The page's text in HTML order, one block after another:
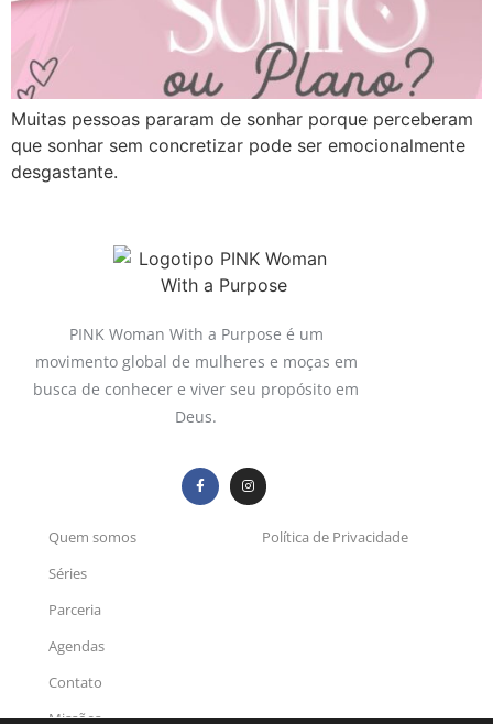
Muitas pessoas pararam de sonhar porque perceberam
que sonhar sem concretizar pode ser emocionalmente
desgastante.
PINK Woman With a Purpose é um
movimento global de mulheres e moças em
busca de conhecer e viver seu propósito em
Deus.
Quem somos
Séries
Parceria
Agendas
Contato
Missões
Política de Privacidade